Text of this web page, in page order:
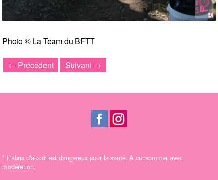
Photo © La Team du BFTT
← Précédent Suivant →
* L'abus d'alcool est dangereux pour la santé. A consommer avec
modération.